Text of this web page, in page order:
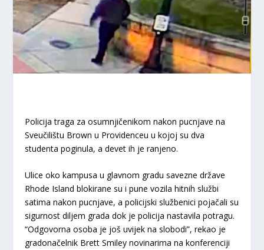
Policija traga za osumnjičenikom nakon pucnjave na
Sveučilištu Brown u Providenceu u kojoj su dva
studenta poginula, a devet ih je ranjeno.
Ulice oko kampusa u glavnom gradu savezne države
Rhode Island blokirane su i pune vozila hitnih službi
satima nakon pucnjave, a policijski službenici pojačali su
sigurnost diljem grada dok je policija nastavila potragu.
“Odgovorna osoba je još uvijek na slobodi”, rekao je
gradonačelnik Brett Smiley novinarima na konferenciji